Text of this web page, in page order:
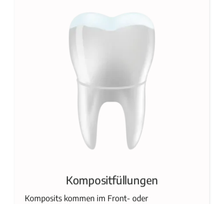
Kompositfüllungen
Komposits kommen im Front- oder